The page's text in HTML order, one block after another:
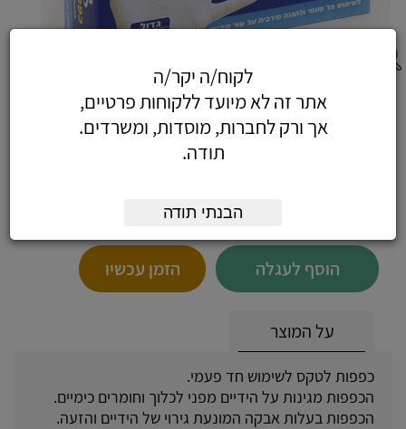
100 כפפות לטקס לידיים, גודל S
הוסף לעגלה הזמן עכשיו
על המוצר
כפפות לטקס לשימוש חד פעמי.
הכפפות מגינות על הידיים מפני לכלוך וחומרים כימיים.
הכפפות בעלות אבקה המונעת גירוי של הידיים והזעה.
לקוח/ה יקר/ה
אתר זה לא מיועד ללקוחות פרטיים,
אך ורק לחברות, מוסדות, ומשרדים.
תודה.
הבנתי תודה